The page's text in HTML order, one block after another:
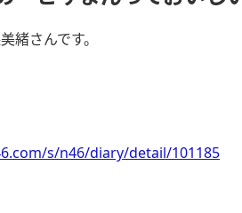
緒さんです。
s/n46/diary/detail/101185